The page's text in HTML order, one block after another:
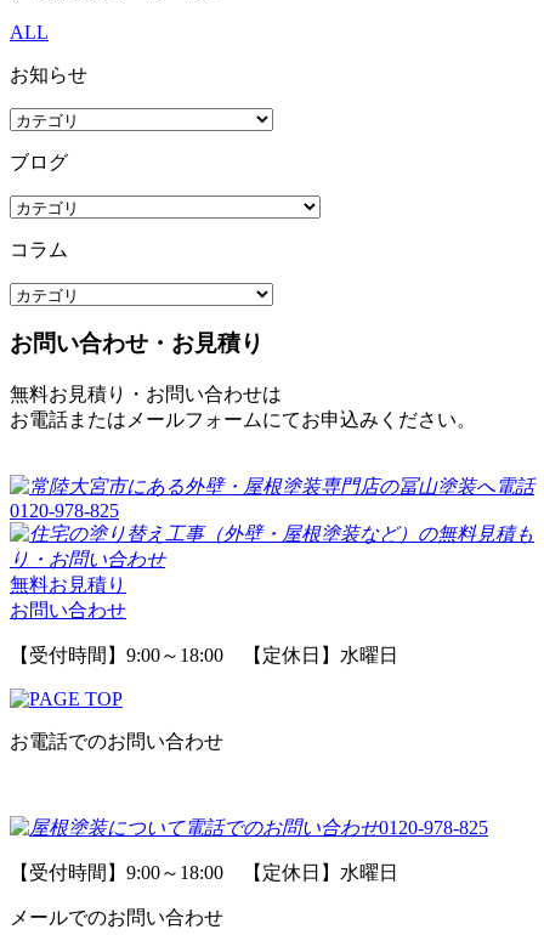
ALL
お知らせ
ブログ
コラム
お問い合わせ・お見積り
無料お見積り・お問い合わせは
お電話またはメールフォームにてお申込みください。
0120-978-825
無料お見積り
お問い合わせ
【受付時間】9:00～18:00 【定休日】水曜日
お電話でのお問い合わせ
0120-978-825
【受付時間】9:00～18:00 【定休日】水曜日
メールでのお問い合わせ